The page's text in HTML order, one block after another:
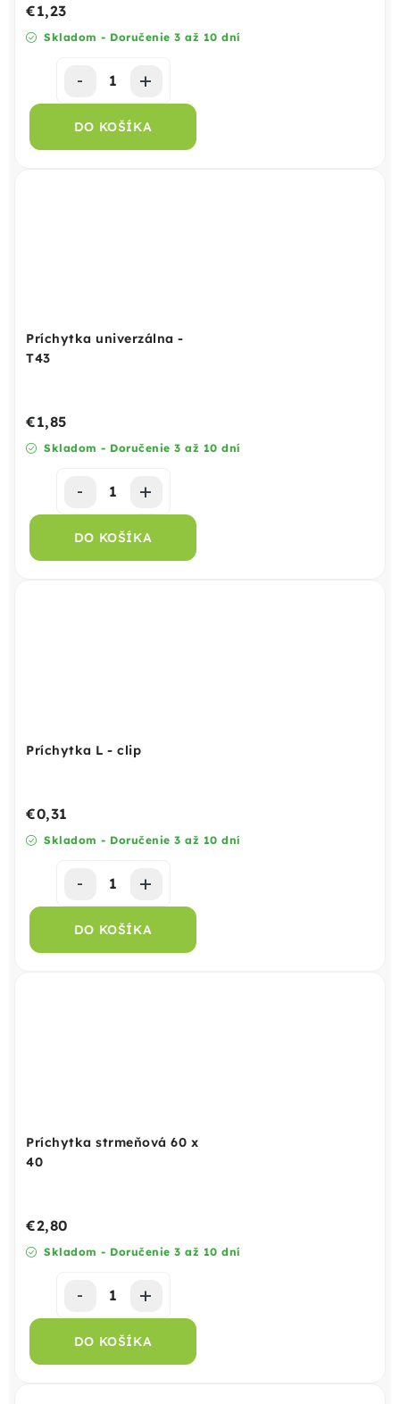
Skladom - Doručenie 3 až 10 dní
€1,23
DO KOŠÍKA
Príchytka univerzálna -
T43
Skladom - Doručenie 3 až 10 dní
€1,85
DO KOŠÍKA
Príchytka L - clip
Skladom - Doručenie 3 až 10 dní
€0,31
DO KOŠÍKA
Príchytka strmeňová 60 x
40
Skladom - Doručenie 3 až 10 dní
€2,80
DO KOŠÍKA